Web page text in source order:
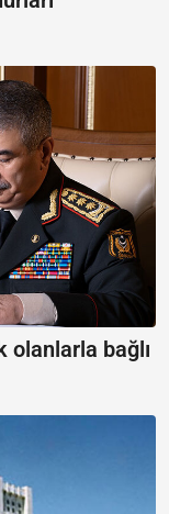
olanlarla bağlı